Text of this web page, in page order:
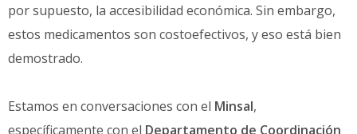
por supuesto, la accesibilidad económica. Sin embargo,
estos medicamentos son costoefectivos, y eso está bien
demostrado.
Estamos en conversaciones con el Minsal,
específicamente con el Departamento de Coordinación